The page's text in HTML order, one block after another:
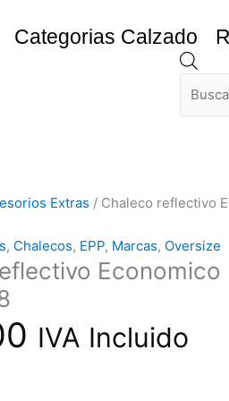
Categorias Calzado
de
Extras / Chaleco reflectivo
, Chalecos, EPP, Marcas, Oversize
IVA Incluido